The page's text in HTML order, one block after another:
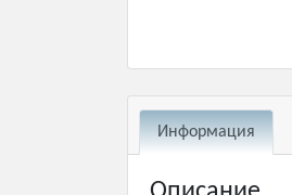
Информация